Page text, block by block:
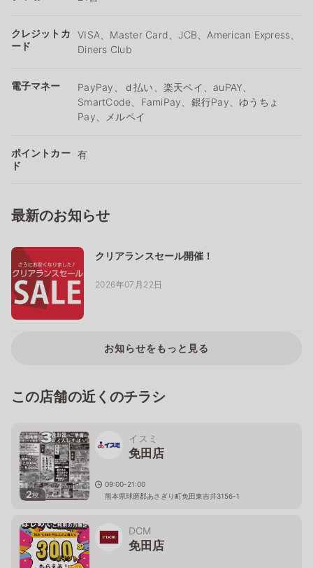
クレジットカ
ード
VISA、Master Card、JCB、American Express、
Diners Club
電子マネー
PayPay、ｄ払い、楽天ペイ、auPAY、
SmartCode、FamiPay、銀行Pay、ゆうちょ
Pay、メルペイ
ポイントカー
ド
有
最新のお知らせ
クリアランスセール開催！
2026年07月22日
お知らせをもっと見る
この店舗の近くのチラシ
2枚
イスミ
免田店
09:00-21:00
熊本県球磨郡あさぎり町免田東吉井3156-1
DCM
免田店